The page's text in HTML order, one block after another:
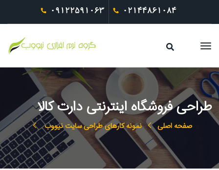
09122591063 02144861084
طراحی فروشگاه اینترنتی دارت کالا
صفحه اصلی نمونه کارهای طراحی سایت نیووب